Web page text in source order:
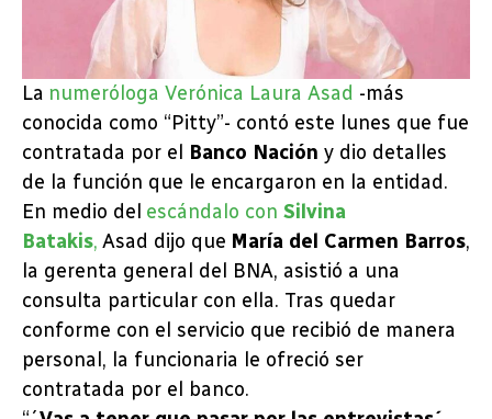
La numeróloga Verónica Laura Asad -más
conocida como “Pitty”- contó este lunes que fue
contratada por el Banco Nación y dio detalles
de la función que le encargaron en la entidad.
En medio del escándalo con Silvina
Batakis, Asad dijo que María del Carmen Barros,
la gerenta general del BNA, asistió a una
consulta particular con ella. Tras quedar
conforme con el servicio que recibió de manera
personal, la funcionaria le ofreció ser
contratada por el banco.